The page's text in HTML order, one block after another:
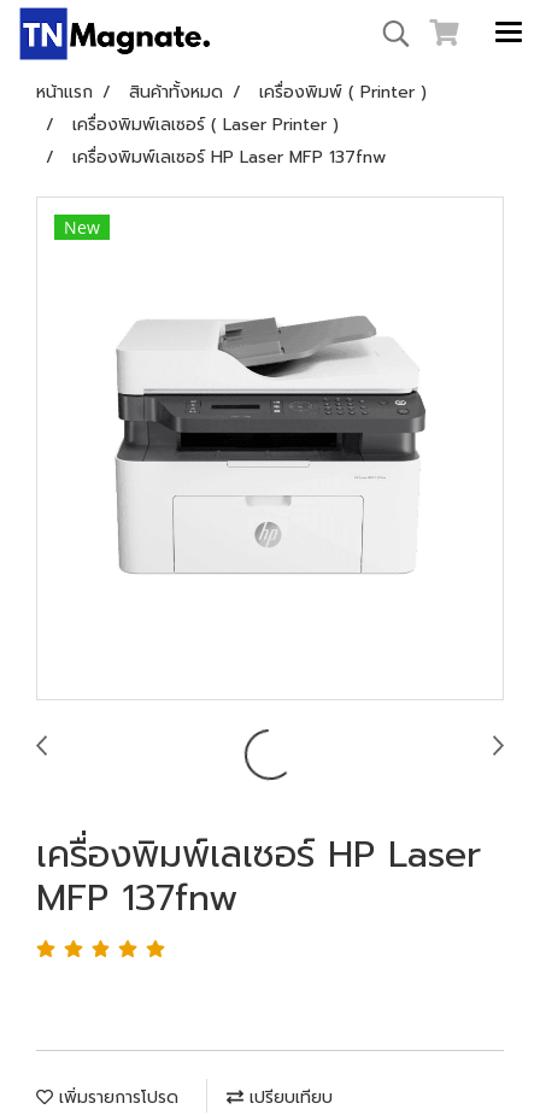
หน้าแรก สินค้าทั้งหมด
เครื่องพิมพ์ ( Printer )
เครื่องพิมพ์เลเซอร์ ( Laser Printer )
เครื่องพิมพ์เลเซอร์ HP Laser MFP 137fnw
New
เครื่องพิมพ์เลเซอร์ HP Laser
MFP 137fnw
เพิ่มรายการโปรด เปรียบเทียบ